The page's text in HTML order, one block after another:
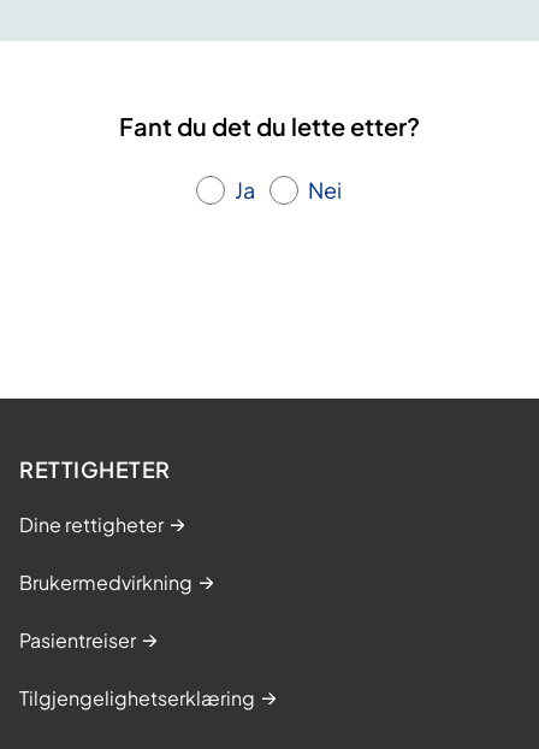
Fant du det du lette etter?
Ja Nei
RETTIGHETER
Dine rettigheter
Brukermedvirkning
Pasientreiser
Tilgjengelighetserklæring